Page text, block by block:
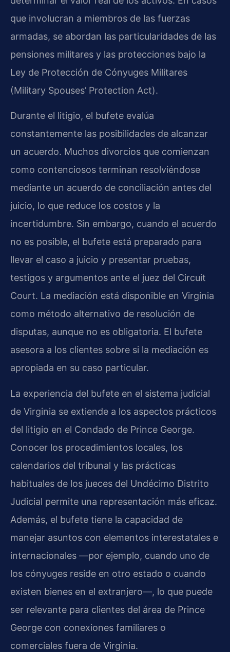
que involucran a miembros de las fuerzas
armadas, se abordan las particularidades de las
pensiones militares y las protecciones bajo la
Ley de Protección de Cónyuges Militares
(Military Spouses’ Protection Act).
Durante el litigio, el bufete evalúa
constantemente las posibilidades de alcanzar
un acuerdo. Muchos divorcios que comienzan
como contenciosos terminan resolviéndose
mediante un acuerdo de conciliación antes del
juicio, lo que reduce los costos y la
incertidumbre. Sin embargo, cuando el acuerdo
no es posible, el bufete está preparado para
llevar el caso a juicio y presentar pruebas,
testigos y argumentos ante el juez del Circuit
Court. La mediación está disponible en Virginia
como método alternativo de resolución de
disputas, aunque no es obligatoria. El bufete
asesora a los clientes sobre si la mediación es
apropiada en su caso particular.
La experiencia del bufete en el sistema judicial
de Virginia se extiende a los aspectos prácticos
del litigio en el Condado de Prince George.
Conocer los procedimientos locales, los
calendarios del tribunal y las prácticas
habituales de los jueces del Undécimo Distrito
Judicial permite una representación más eficaz.
Además, el bufete tiene la capacidad de
manejar asuntos con elementos interestatales e
internacionales —por ejemplo, cuando uno de
los cónyuges reside en otro estado o cuando
existen bienes en el extranjero—, lo que puede
ser relevante para clientes del área de Prince
George con conexiones familiares o
comerciales fuera de Virginia.